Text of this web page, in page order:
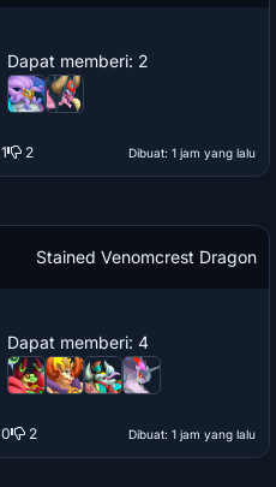
Dapat memberi: 2
Dibuat: 1 jam yang lalu
1 2
Stained Venomcrest Dragon
Dapat memberi: 4
Dibuat: 1 jam yang lalu
0 2